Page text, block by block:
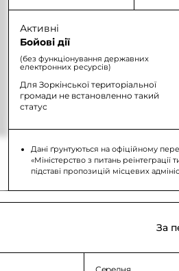
Активні
Бойові дії
(без функціонування державних
електронних ресурсів)
Для Зоркінської територіальної
громади не встановленно такий
статус
Дані ґрунтуються на офіційному
«Міністерство з питань
підставі пропозицій місцевих
За